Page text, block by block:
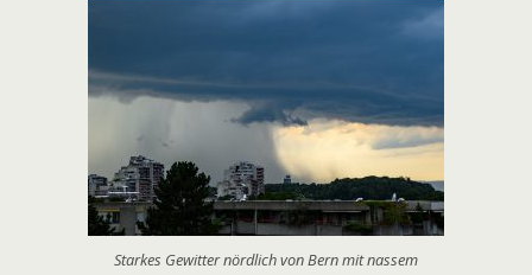
Starkes Gewitter nördlich von Bern mit nassem